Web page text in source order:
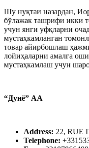
Шу нуқтаи назардан,
бўлажак ташрифи икки
учун янги уфқларни
мустаҳкамланган
товар айирбошлаш
лойиҳаларни амалга
мустаҳкамлаш учун
“Дунё” АА
Address: 22, RUE
Telephone: